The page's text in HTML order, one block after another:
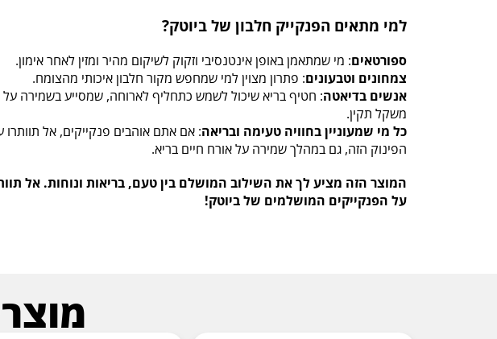
למי מתאים הפנקייק חלבון של ביוטק?
ספורטאים: מי שמתאמן באופן אינטנסיבי וזקוק לשיקום מהיר ומזין לאחר אימון.
צמחונים וטבעונים: פתרון מצוין למי שמחפש מקור חלבון איכותי מהצומח.
אנשים בדיאטה: חטיף בריא שיכול לשמש כתחליף לארוחה, שמסייע בשמירה על
משקל תקין.
כל מי שמעוניין בחוויה טעימה ובריאה: אם אתם אוהבים פנקייקים, אל תוותרו
הפינוק הזה, גם במהלך שמירה על אורח חיים בריא.
המוצר הזה מציע לך את השילוב המושלם בין טעם, בריאות ונוחות. אל
על הפנקייקים המושלמים של ביוטק!